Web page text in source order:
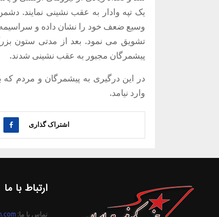
یک تپه وادار به عقب نشینی نمایند.
وسیع ضعف خود را نشان داده و
تشویق می نمود. بعد از مدتی ستون
پیشمرگان مجبور به عقب نشینی شدند.
در این درگیری به پیشمرگان و مردم که
وارد نیامد.
اشتراک گذاری
ارتباط با ما
تماس با ما: